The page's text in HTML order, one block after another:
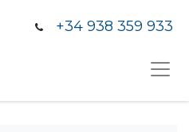
+34 938 359 933